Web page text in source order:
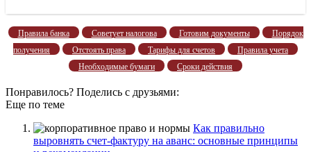
Правила банка Советует налогова Готовим документы
Порядок
получения
Отстоять права Тарифы для счетов
Правила учета
Необходимые бумаги
Сроки действия
Понравилось? Поделись с друзьями:
Еще по теме
Как правильно
выровнять счет-фактуру на аванс: основные принципы